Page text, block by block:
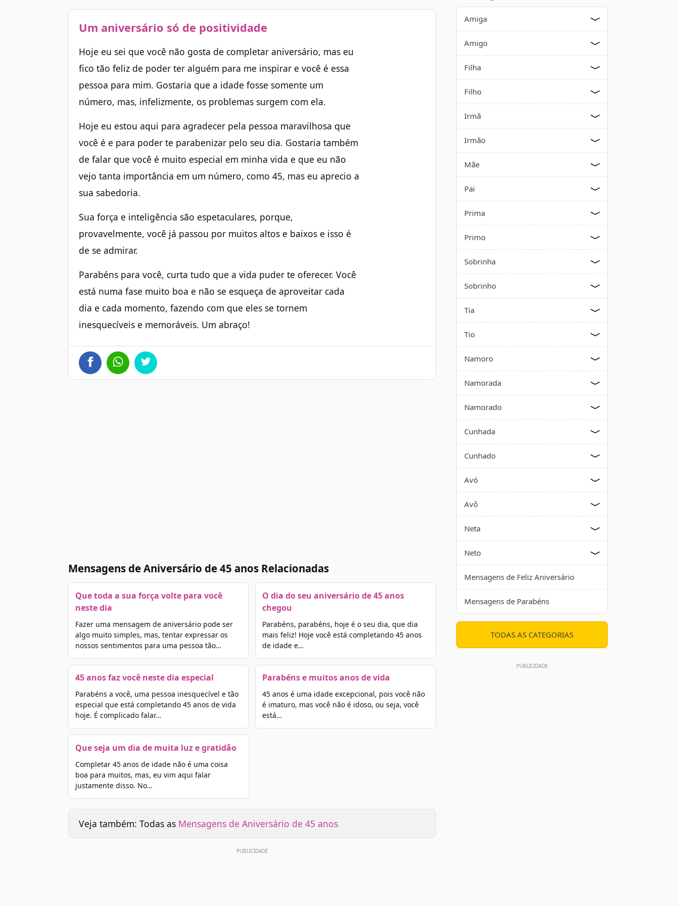
Um aniversário só de positividade
Hoje eu sei que você não gosta de completar aniversário, mas eu
fico tão feliz de poder ter alguém para me inspirar e você é essa
pessoa para mim. Gostaria que a idade fosse somente um
número, mas, infelizmente, os problemas surgem com ela.
Hoje eu estou aqui para agradecer pela pessoa maravilhosa que
você é e para poder te parabenizar pelo seu dia. Gostaria também
de falar que você é muito especial em minha vida e que eu não
vejo tanta importância em um número, como 45, mas eu aprecio a
sua sabedoria.
Sua força e inteligência são espetaculares, porque,
provavelmente, você já passou por muitos altos e baixos e isso é
de se admirar.
Parabéns para você, curta tudo que a vida puder te oferecer. Você
está numa fase muito boa e não se esqueça de aproveitar cada
dia e cada momento, fazendo com que eles se tornem
inesquecíveis e memoráveis. Um abraço!
Mensagens de Aniversário de 45 anos Relacionadas
Que toda a sua força volte para você
neste dia
Fazer uma mensagem de aniversário pode ser
algo muito simples, mas, tentar expressar os
nossos sentimentos para uma pessoa tão…
45 anos faz você neste dia especial
Parabéns a você, uma pessoa inesquecível e tão
especial que está completando 45 anos de vida
hoje. É complicado falar…
Que seja um dia de muita luz e gratidão
Completar 45 anos de idade não é uma coisa
boa para muitos, mas, eu vim aqui falar
justamente disso. No…
O dia do seu aniversário de 45 anos
chegou
Parabéns, parabéns, hoje é o seu dia, que dia
mais feliz! Hoje você está completando 45 anos
de idade e…
Parabéns e muitos anos de vida
45 anos é uma idade excepcional, pois você não
é imaturo, mas você não é idoso, ou seja, você
está…
Veja também: Todas as Mensagens de Aniversário de 45 anos
Amiga
Amigo
Filha
Filho
Irmã
Irmão
Mãe
Pai
Prima
Primo
Sobrinha
Sobrinho
Tia
Tio
Namoro
Namorada
Namorado
Cunhada
Cunhado
Avó
Avô
Neta
Neto
Mensagens de Feliz Aniversário
Mensagens de Parabéns
TODAS AS CATEGORIAS